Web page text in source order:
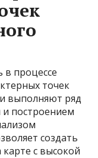
процессе
точек
выполняют ряд
и построением
создать
с высокой